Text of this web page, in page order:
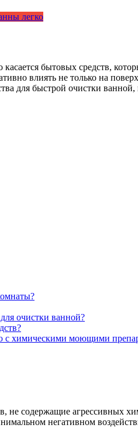
легко
бытовых средств,
влиять не только на
для быстрой очистки
очистки ванной?
с химическими моющими
не содержащие агрессивных
негативном